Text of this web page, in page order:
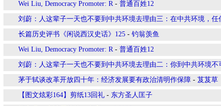
Wei Liu, Democracy Promoter: R- 普通百姓12
刘蔚：人这辈子一天也不要到中共环境去理由三：在中共环境，任
长篇历史评书《闲说西汉史话》125 - 钓翁羡鱼
Wei Liu, Democracy Promoter: R- 普通百姓12
刘蔚：人这辈子一天也不要到中共环境去理由二：你到中共环境不
茅于轼谈改革开放四十年：经济发展要有政治清明作保障 - 芨芨草
【图文炫彩164】剪纸13回礼 - 东方圣人匡子